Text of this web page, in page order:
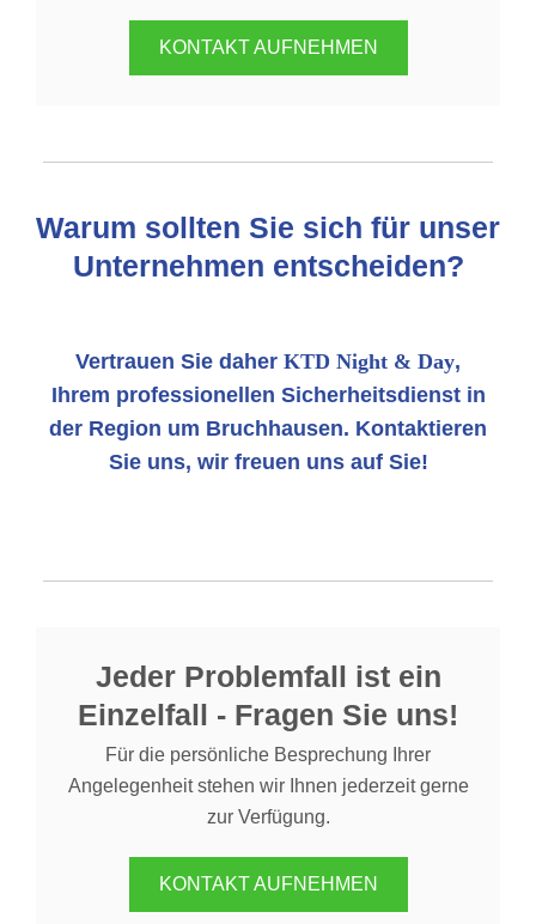
KONTAKT AUFNEHMEN
Warum sollten Sie sich für unser
Unternehmen entscheiden?
Vertrauen Sie daher KTD Night & Day,
Ihrem professionellen Sicherheitsdienst in
der Region um Bruchhausen. Kontaktieren
Sie uns, wir freuen uns auf Sie!
Jeder Problemfall ist ein
Einzelfall - Fragen Sie uns!
Für die persönliche Besprechung Ihrer
Angelegenheit stehen wir Ihnen jederzeit gerne
zur Verfügung.
KONTAKT AUFNEHMEN